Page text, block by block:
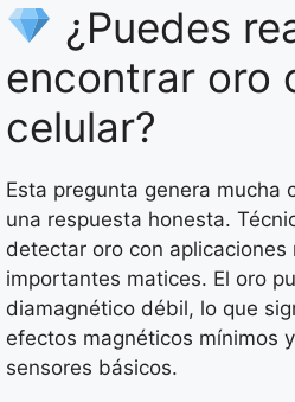
¿Puedes
encontrar oro
celular?
Esta pregunta genera mucha
una respuesta honesta.
detectar oro con aplicaciones
importantes matices. El oro
diamagnético débil, lo que
efectos magnéticos mínimos
sensores básicos.